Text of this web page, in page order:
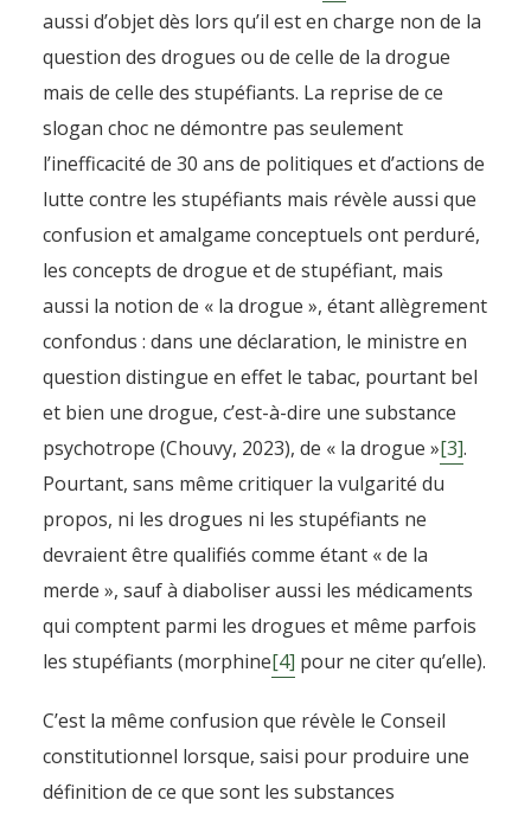
aussi d’objet dès lors qu’il est en charge non de la
question des drogues ou de celle de la drogue
mais de celle des stupéfiants. La reprise de ce
slogan choc ne démontre pas seulement
l’inefficacité de 30 ans de politiques et d’actions de
lutte contre les stupéfiants mais révèle aussi que
confusion et amalgame conceptuels ont perduré,
les concepts de drogue et de stupéfiant, mais
aussi la notion de « la drogue », étant allègrement
confondus : dans une déclaration, le ministre en
question distingue en effet le tabac, pourtant bel
et bien une drogue, c’est-à-dire une substance
psychotrope (Chouvy, 2023), de « la drogue »[3].
Pourtant, sans même critiquer la vulgarité du
propos, ni les drogues ni les stupéfiants ne
devraient être qualifiés comme étant « de la
merde », sauf à diaboliser aussi les médicaments
qui comptent parmi les drogues et même parfois
les stupéfiants (morphine[4] pour ne citer qu’elle).
C’est la même confusion que révèle le Conseil
constitutionnel lorsque, saisi pour produire une
définition de ce que sont les substances